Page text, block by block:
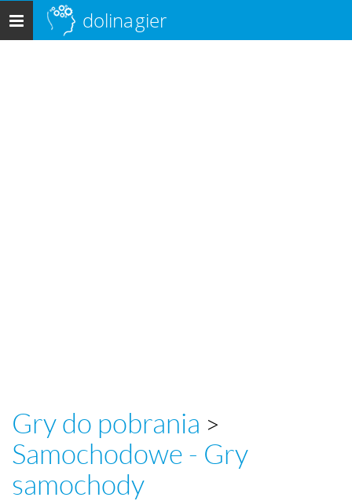
Menu
główne
dolinagier
Gry do pobrania >
Samochodowe - Gry
samochody